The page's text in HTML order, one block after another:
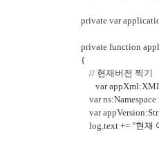
private var
private function
{
// 현재버전 찍기
var appXml:XML =
var ns:Namespace =
var
log.text += "현재 어플